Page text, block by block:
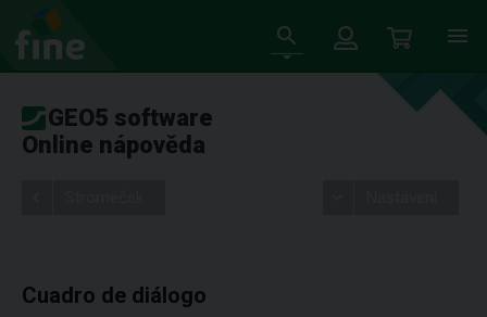
GEO5 software
Online nápověda
Cuadro de diálogo